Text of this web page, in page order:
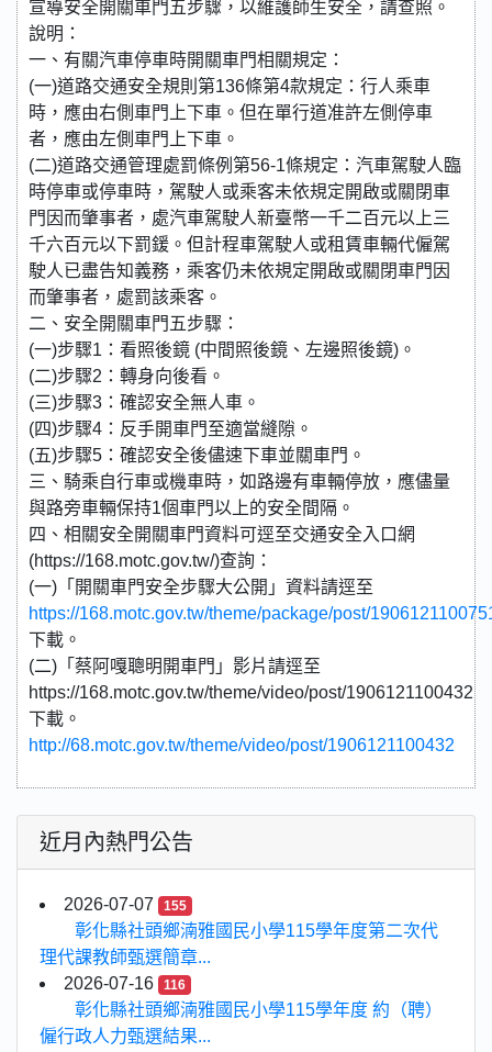
宣導安全開關車門五步驟，以維護師生安全，請查照。
說明：
一、有關汽車停車時開關車門相關規定：
(一)道路交通安全規則第136條第4款規定：行人乘車
時，應由右側車門上下車。但在單行道准許左側停車
者，應由左側車門上下車。
(二)道路交通管理處罰條例第56-1條規定：汽車駕駛人臨
時停車或停車時，駕駛人或乘客未依規定開啟或關閉車
門因而肇事者，處汽車駕駛人新臺幣一千二百元以上三
千六百元以下罰鍰。但計程車駕駛人或租賃車輛代僱駕
駛人已盡告知義務，乘客仍未依規定開啟或關閉車門因
而肇事者，處罰該乘客。
二、安全開關車門五步驟：
(一)步驟1：看照後鏡 (中間照後鏡、左邊照後鏡)。
(二)步驟2：轉身向後看。
(三)步驟3：確認安全無人車。
(四)步驟4：反手開車門至適當縫隙。
(五)步驟5：確認安全後儘速下車並關車門。
三、騎乘自行車或機車時，如路邊有車輛停放，應儘量
與路旁車輛保持1個車門以上的安全間隔。
四、相關安全開關車門資料可逕至交通安全入口網
(https://168.motc.gov.tw/)查詢：
(一)「開關車門安全步驟大公開」資料請逕至
https://168.motc.gov.tw/theme/package/post/
下載。
(二)「蔡阿嘎聰明開車門」影片請逕至
https://168.motc.gov.tw/theme/video/post/1906121100432
下載。
http://68.motc.gov.tw/theme/video/post/1906121100432
近月內熱門公告
2026-07-07 155
彰化縣社頭鄉湳雅國民小學115學年度第二次代
理代課教師甄選簡章...
2026-07-16
116
彰化縣社頭鄉湳雅國民小學115學年度 約（聘）
僱行政人力甄選結果...